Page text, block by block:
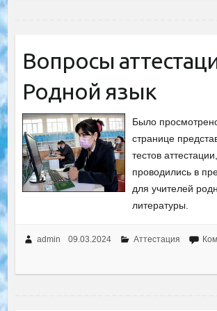
Вопросы
Родной язык
Было
странице
тестов
проводились в
для учителей
литературы.
admin 09.03.2024 Аттестация